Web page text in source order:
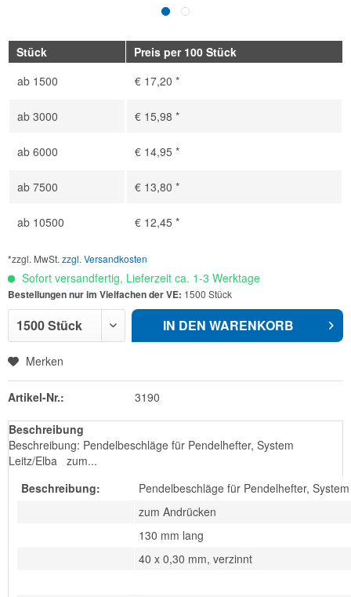
Stück
Preis per 100 Stück
ab 1500 € 17,20 *
ab 3000 € 15,98 *
ab 6000 € 14,95 *
ab 7500 € 13,80 *
ab 10500 € 12,45 *
*zzgl. MwSt. zzgl. Versandkosten
Sofort versandfertig, Lieferzeit ca. 1-3 Werktage
Bestellungen nur im Vielfachen der VE: 1500 Stück
IN DEN WARENKORB
Merken
Artikel-Nr.: 3190
Beschreibung
Beschreibung: Pendelbeschläge für Pendelhefter, System
Leitz/Elba zum...
Beschreibung:
Pendelbeschläge für Pendelhefter,
zum Andrücken
130 mm lang
40 x 0,30 mm, verzinnt